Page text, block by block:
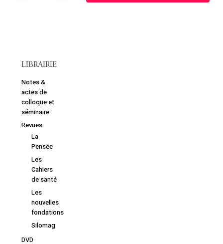
LIBRAIRIE
Notes &
actes de
colloque et
séminaire
Revues
La
Pensée
Les
Cahiers
de santé
Les
nouvelles
fondations
Silomag
DVD